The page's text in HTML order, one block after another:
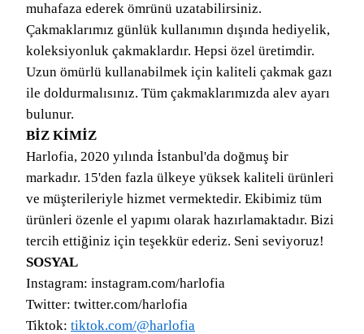
muhafaza ederek ömrünü uzatabilirsiniz.
Çakmaklarımız günlük kullanımın dışında hediyelik,
koleksiyonluk çakmaklardır. Hepsi özel üretimdir.
Uzun ömürlü kullanabilmek için kaliteli çakmak gazı
ile doldurmalısınız. Tüm çakmaklarımızda alev ayarı
bulunur.
BİZ KİMİZ
Harlofia, 2020 yılında İstanbul'da doğmuş bir
markadır. 15'den fazla ülkeye yüksek kaliteli ürünleri
ve müşterileriyle hizmet vermektedir. Ekibimiz tüm
ürünleri özenle el yapımı olarak hazırlamaktadır. Bizi
tercih ettiğiniz için teşekkür ederiz. Seni seviyoruz!
SOSYAL
Instagram: instagram.com/harlofia
Twitter: twitter.com/harlofia
Tiktok: tiktok.com/@harlofia